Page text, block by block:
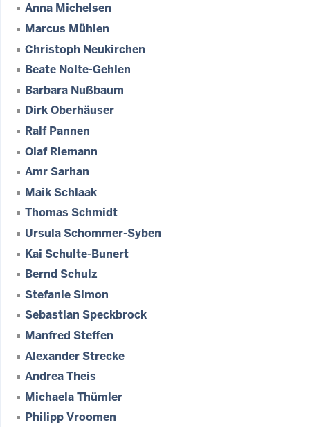
Anna Michelsen
Marcus Mühlen
Christoph Neukirchen
Beate Nolte-Gehlen
Barbara Nußbaum
Dirk Oberhäuser
Ralf Pannen
Olaf Riemann
Amr Sarhan
Maik Schlaak
Thomas Schmidt
Ursula Schommer-Syben
Kai Schulte-Bunert
Bernd Schulz
Stefanie Simon
Sebastian Speckbrock
Manfred Steffen
Alexander Strecke
Andrea Theis
Michaela Thümler
Philipp Vroomen